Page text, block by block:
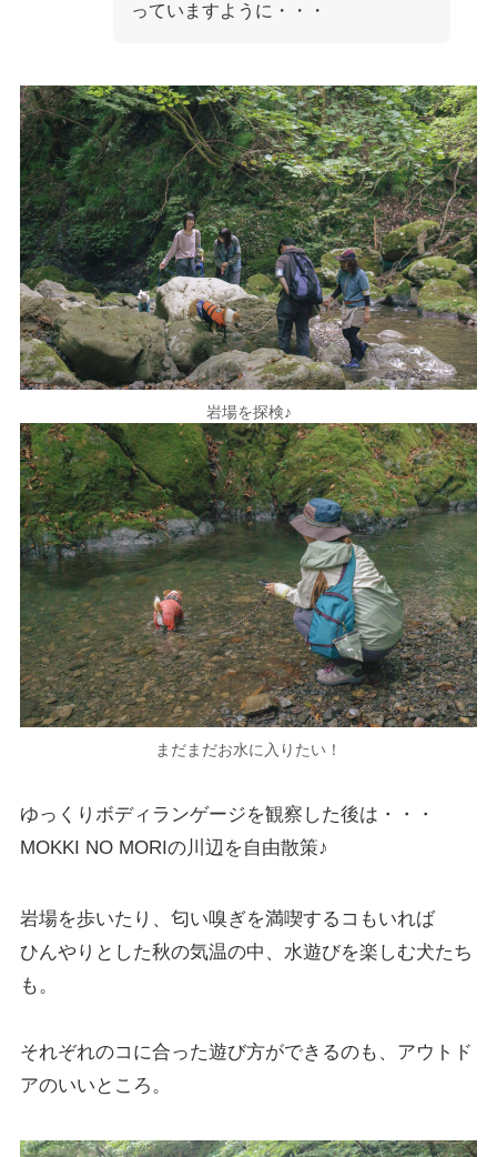
っていますように・・・
岩場を探検♪
まだまだお水に入りたい！
ゆっくりボディランゲージを観察した後は・・・
MOKKI NO MORIの川辺を自由散策♪
岩場を歩いたり、匂い嗅ぎを満喫するコもいれば
ひんやりとした秋の気温の中、水遊びを楽しむ犬たち
も。
それぞれのコに合った遊び方ができるのも、アウトド
アのいいところ。